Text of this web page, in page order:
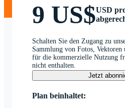
9 US$USD
Schalten Sie den Zugang zu
Sammlung von Fotos,
für die kommerzielle Nutzung
nicht enthalten.
Jetzt
Plan beinhaltet: